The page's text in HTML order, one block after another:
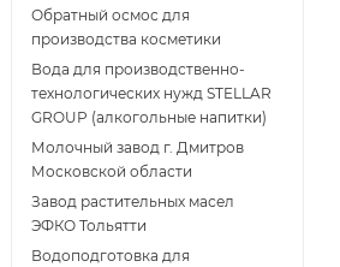
Обратный осмос для
производства косметики
Вода для производственно-
технологических нужд STELLAR
GROUP (алкогольные напитки)
Молочный завод г. Дмитров
Московской области
Завод растительных масел
ЭФКО Тольятти
Водоподготовка для